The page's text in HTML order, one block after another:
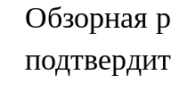
Обзорная